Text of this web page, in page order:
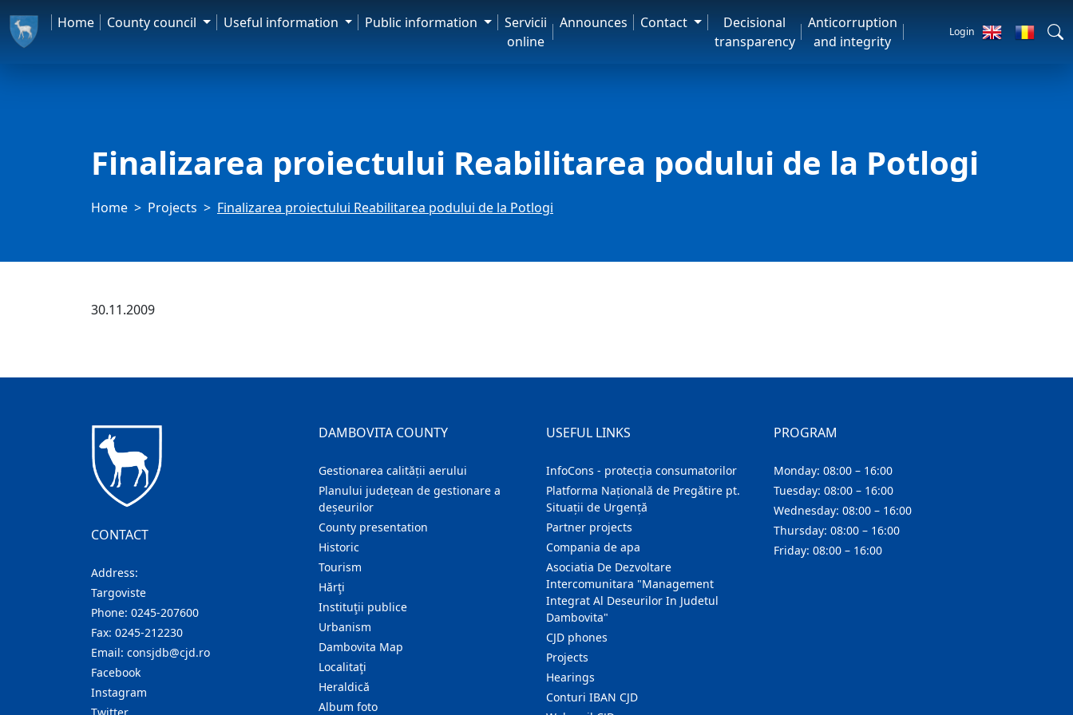
Home County council Useful information Public information
Servicii
online
Announces Contact
Decisional
transparency
Anticorruption
and integrity
Login
Finalizarea proiectului Reabilitarea podului de la Potlogi
Home Projects Finalizarea proiectului Reabilitarea podului de la Potlogi
30.11.2009
CONTACT
Address:
Targoviste
Phone: 0245-207600
Fax: 0245-212230
Email: consjdb@cjd.ro
Facebook
Instagram
DAMBOVITA COUNTY
Gestionarea calității aerului
Planului județean de gestionare a
deșeurilor
County presentation
Historic
Tourism
Hărţi
Instituţii publice
Urbanism
Dambovita Map
Localitaţi
Heraldică
Album foto
USEFUL LINKS
InfoCons - protecția consumatorilor
Platforma Națională de Pregătire pt.
Situații de Urgență
Partner projects
Compania de apa
Asociatia De Dezvoltare
Intercomunitara "Management
Integrat Al Deseurilor In Judetul
Dambovita"
CJD phones
Projects
Hearings
Conturi IBAN CJD
PROGRAM
Monday: 08:00 – 16:00
Tuesday: 08:00 – 16:00
Wednesday: 08:00 – 16:00
Thursday: 08:00 – 16:00
Friday: 08:00 – 16:00